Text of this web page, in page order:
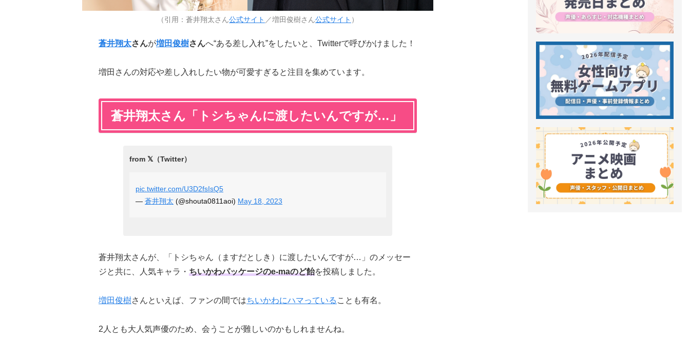
（引用：蒼井翔太さん公式サイト ／増田俊樹さん公式サイト ）
蒼井翔太さんが増田俊樹さんへ“ある差し入れ”をしたいと、Twitterで呼びかけました！
増田さんの対応や差し入れしたい物が可愛すぎると注目を集めています。
蒼井翔太さん「トシちゃんに渡したいんですが…」
pic.twitter.com/U3D2fsIsQ5
— 蒼井翔太 (@shouta0811aoi) May 18, 2023
蒼井翔太さんが、「トシちゃん（ますだとしき）に渡したいんですが…」のメッセー
ジと共に、人気キャラ・ ちいかわパッケージのe-maのど飴を投稿しました。
増田俊樹さんといえば、ファンの間ではちいかわにハマっている ことも有名。
2人とも大人気声優のため、会うことが難しいのかもしれませんね。